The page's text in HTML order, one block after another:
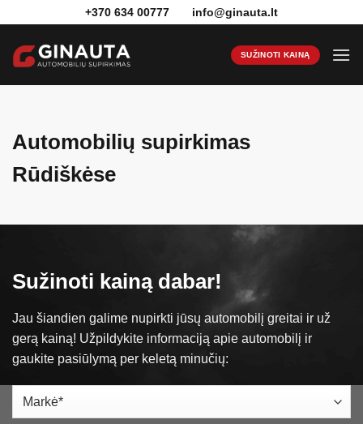
content
+370 634 00777 info@ginauta.lt
SUŽINOTI KAINĄ
Automobilių supirkimas
Rūdiškėse
Sužinoti kainą dabar!
Jau šiandien galime nupirkti jūsų automobilį greitai ir už
gerą kainą​! Užpildykite informaciją apie automobilį ir
gaukite pasiūlymą per keletą minučių: